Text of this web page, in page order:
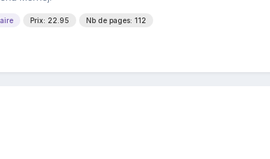
Prix: 22.95 Nb de pages: 112